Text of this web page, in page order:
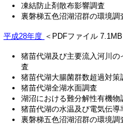
凍結防止剤散布影響調査
裏磐梯五色沼湖沼群の環境
平成28年度 ＜PDFファイル 7.1MB
猪苗代湖及び主要流入河川
査
猪苗代湖大腸菌群数超過対策
猪苗代湖全湖水面調査
湖沼における難分解性有機物
猪苗代湖の水温及び電気伝導
裏磐梯五色沼湖沼群の環境調